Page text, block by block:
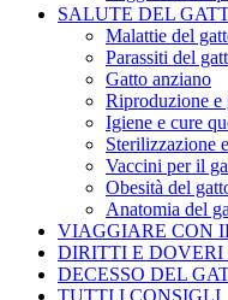
SALUTE DEL
Malattie del
Parassiti del
Gatto anziano
Riproduzione e
Igiene e cure
Sterilizzazione
Vaccini per il
Obesità del
Anatomia del
VIAGGIARE CON
DIRITTI E DOVERI
DECESSO DEL
TUTTI I CONSIGLI